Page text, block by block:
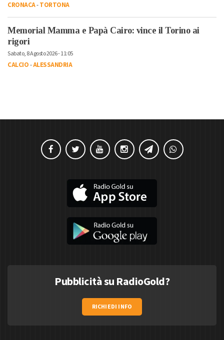
CRONACA-TORTONA
Memorial Mamma e Papà Cairo: vince il Torino ai
rigori
Sabato, 8 Agosto 2026 - 11:05
CALCIO-ALESSANDRIA
Pubblicità su RadioGold?
RICHIEDI INFO